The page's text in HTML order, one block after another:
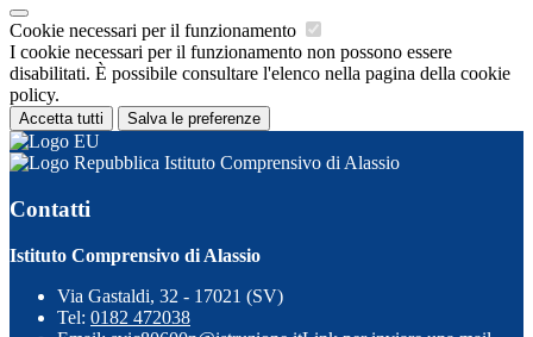
Cookie necessari per il funzionamento
I cookie necessari per il funzionamento non possono essere
disabilitati. È possibile consultare l'elenco nella pagina della cookie
policy.
Accetta tutti Salva le preferenze
Istituto Comprensivo di Alassio
Contatti
Istituto Comprensivo di Alassio
Via Gastaldi, 32 - 17021 (SV)
Tel: 0182 472038